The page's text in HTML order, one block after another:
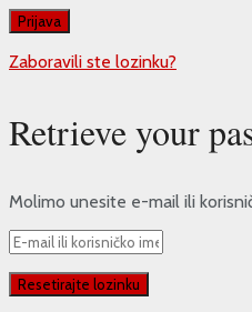
Zaboravili ste lozinku?
Retrieve your
Molimo unesite e-mail ili